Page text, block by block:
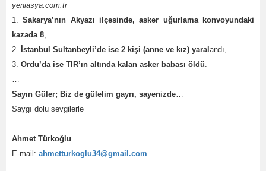
yeniasya.com.tr
1.Sakarya’nın Akyazı ilçesinde, asker uğurlama konvoyundaki
kazada 8,
2. İstanbul Sultanbeyli’de ise 2 kişi (anne ve kız) yaral andı,
3. Ordu’da ise TIR’ın altında kalan asker babası öldü.
…
Sayın Güler; Biz de gülelim gayrı, sayenizde…
Saygı dolu sevgilerle
Ahmet Türkoğlu
E-mail: ahmetturkoglu34@gmail.com